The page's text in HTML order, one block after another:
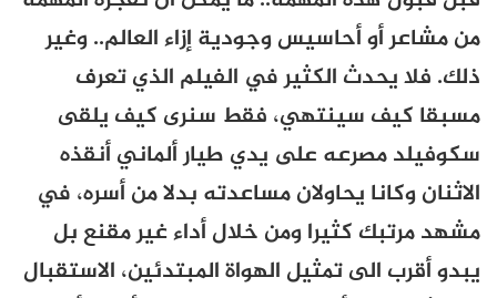
من مشاعر أو أحاسيس وجودية إزاء العالم.. وغير
ذلك. فلا يحدث الكثير في الفيلم الذي تعرف
مسبقا كيف سينتهي، فقط سنرى كيف يلقى
سكوفيلد مصرعه على يدي طيار ألماني أنقذه
الاثنان وكانا يحاولان مساعدته بدلا من أسره، في
مشهد مرتبك كثيرا ومن خلال أداء غير مقنع بل
يبدو أقرب الى تمثيل الهواة المبتدئين، الاستقبال